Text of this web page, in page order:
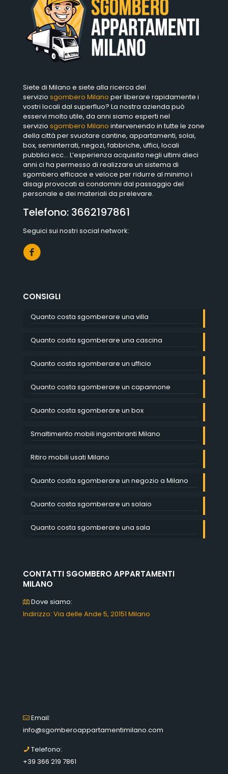
Siete di Milano e siete alla ricerca del
servizio sgombero Milano per liberare rapidamente i
vostri locali dal superfluo? La nostra azienda può
esservi molto utile, da anni siamo esperti nel
servizio sgombero Milano intervenendo in tutte le zone
della città per svuotare cantine, appartamenti, solai,
box, seminterrati, negozi, fabbriche, uffici, locali
pubblici ecc… L’esperienza acquisita negli ultimi dieci
anni ci ha permesso di realizzare un sistema di
sgombero efficace e veloce per ridurre al minimo i
disagi provocati ai condomini dal passaggio del
personale e dei materiali da prelevare.
Telefono: 3662197861
Seguici sui nostri social network:
CONSIGLI
Quanto costa sgomberare una villa
Quanto costa sgomberare una cascina
Quanto costa sgomberare un ufficio
Quanto costa sgomberare un capannone
Quanto costa sgomberare un box
Smaltimento mobili ingombranti Milano
Ritiro mobili usati Milano
Quanto costa sgomberare un negozio a Milano
Quanto costa sgomberare un solaio
Quanto costa sgomberare una sala
CONTATTI SGOMBERO APPARTAMENTI
MILANO
Dove siamo:
Indirizzo: Via delle Ande 5, 20151 Milano
Email:
info@sgomberoappartamentimilano.com
Telefono:
+39 366 219 7861